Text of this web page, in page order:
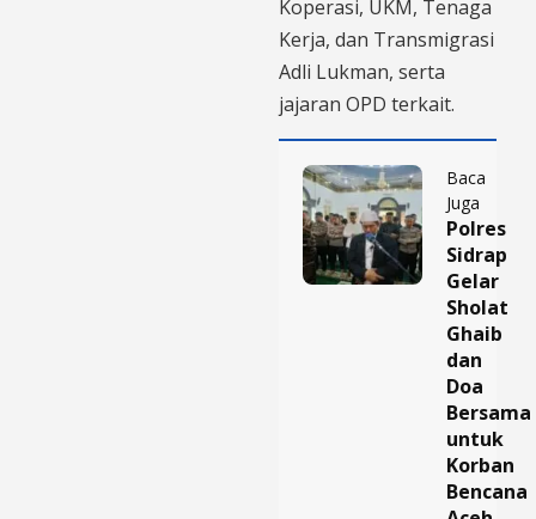
Koperasi, UKM, Tenaga
Kerja, dan Transmigrasi
Adli Lukman, serta
jajaran OPD terkait.
Baca
Juga
Polres
Sidrap
Gelar
Sholat
Ghaib
dan
Doa
Bersama
untuk
Korban
Bencana